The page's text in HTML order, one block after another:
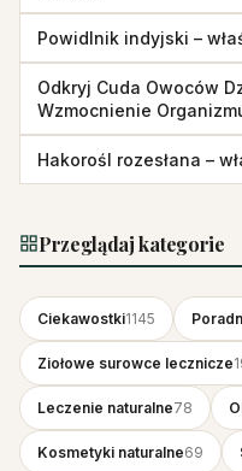
Powidlnik indyjski –
Odkryj Cuda Owoców
Wzmocnienie
Hakorośl rozesłana –
Przeglądaj kategorie
Ciekawostki1145
Ziołowe surowce lecznicze
Leczenie naturalne78
Kosmetyki naturalne69